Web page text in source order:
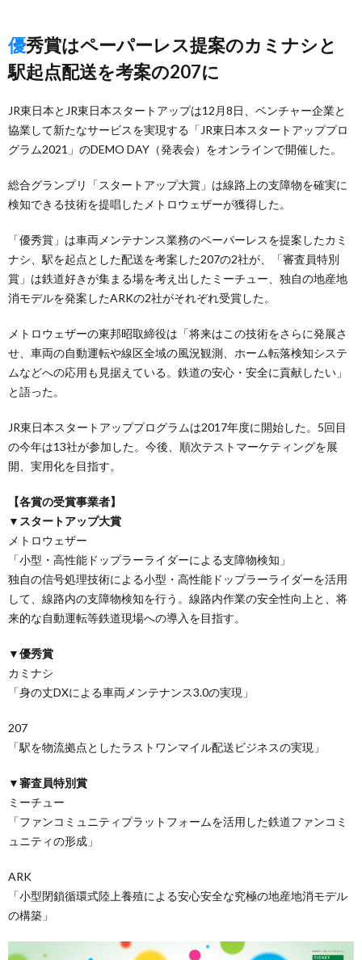
優秀賞はペーパーレス提案のカミナシと
駅起点配送を考案の207に
JR東日本とJR東日本スタートアップは12月8日、ベンチャー企業と
協業して新たなサービスを実現する「JR東日本スタートアッププロ
グラム2021」のDEMO DAY（発表会）をオンラインで開催した。
総合グランプリ「スタートアップ大賞」は線路上の支障物を確実に
検知できる技術を提唱したメトロウェザーが獲得した。
「優秀賞」は車両メンテナンス業務のペーパーレスを提案したカミ
ナシ、駅を起点とした配送を考案した207の2社が、「審査員特別
賞」は鉄道好きが集まる場を考え出したミーチュー、独自の地産地
消モデルを発案したARKの2社がそれぞれ受賞した。
メトロウェザーの東邦昭取締役は「将来はこの技術をさらに発展さ
せ、車両の自動運転や線区全域の風況観測、ホーム転落検知システ
ムなどへの応用も見据えている。鉄道の安心・安全に貢献したい」
と語った。
JR東日本スタートアッププログラムは2017年度に開始した。5回目
の今年は13社が参加した。今後、順次テストマーケティングを展
開、実用化を目指す。
【各賞の受賞事業者】
▼スタートアップ大賞
メトロウェザー
「小型・高性能ドップラーライダーによる支障物検知」
独自の信号処理技術による小型・高性能ドップラーライダーを活用
して、線路内の支障物検知を行う。線路内作業の安全性向上と、将
来的な自動運転等鉄道現場への導入を目指す。
▼優秀賞
カミナシ
「身の丈DXによる車両メンテナンス3.0の実現」
207
「駅を物流拠点としたラストワンマイル配送ビジネスの実現」
▼審査員特別賞
ミーチュー
「ファンコミュニティプラットフォームを活用した鉄道ファンコミ
ュニティの形成」
ARK
「小型閉鎖循環式陸上養殖による安心安全な究極の地産地消モデル
の構築」